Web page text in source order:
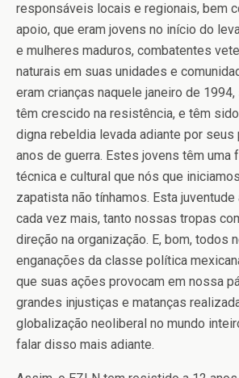
responsáveis locais e regionais, bem
apoio, que eram jovens no início do
e mulheres maduros, combatentes
naturais em suas unidades e
eram crianças naquele janeiro de
têm crescido na resistência, e têm
digna rebeldia levada adiante por
anos de guerra. Estes jovens têm uma
técnica e cultural que nós que
zapatista não tínhamos. Esta juventude
cada vez mais, tanto nossas tropas
direção na organização. E, bom, todos
enganações da classe política
que suas ações provocam em nossa
grandes injustiças e matanças
globalização neoliberal no mundo
falar disso mais adiante.